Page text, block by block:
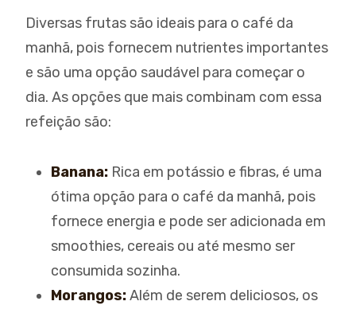
Diversas frutas são ideais para o café da
manhã, pois fornecem nutrientes importantes
e são uma opção saudável para começar o
dia. As opções que mais combinam com essa
refeição são:
Banana: Rica em potássio e fibras, é uma
ótima opção para o café da manhã, pois
fornece energia e pode ser adicionada em
smoothies, cereais ou até mesmo ser
consumida sozinha.
Morangos:Além de serem deliciosos, os